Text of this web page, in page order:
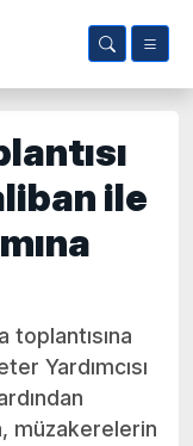
ile
Yardımcısı
müzakerelerin